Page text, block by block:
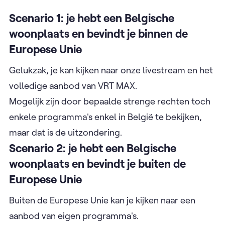
Scenario 1: je hebt een Belgische
woonplaats en bevindt je binnen de
Europese Unie
Gelukzak, je kan kijken naar onze livestream en het
volledige aanbod van VRT MAX.
Mogelijk zijn door bepaalde strenge rechten toch
enkele programma's enkel in België te bekijken,
maar dat is de uitzondering.
Scenario 2: je hebt een Belgische
woonplaats en bevindt je buiten de
Europese Unie
Buiten de Europese Unie kan je kijken naar een
aanbod van eigen programma's.